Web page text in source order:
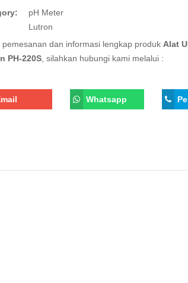
pH Meter
Lutron
pemesanan dan informasi lengkap produk Alat
PH-220S , silahkan hubungi kami melalui :
Whatsapp